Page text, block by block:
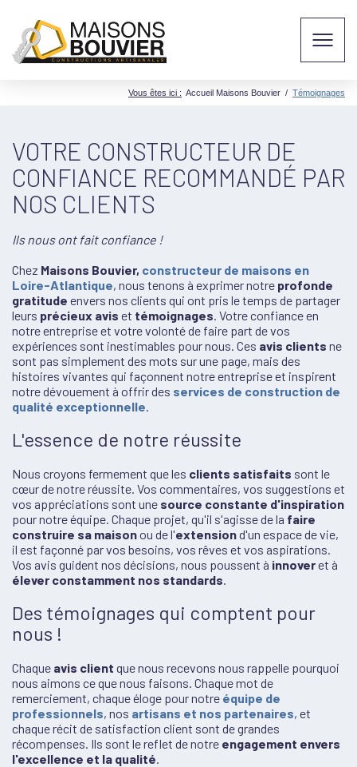
Vous êtes ici : Accueil Maisons Bouvier / Témoignages
VOTRE CONSTRUCTEUR DE
CONFIANCE RECOMMANDÉ PAR
NOS CLIENTS
Ils nous ont fait confiance !
Chez Maisons Bouvier, constructeur de maisons en
Loire-Atlantique, nous tenons à exprimer notre profonde
gratitude envers nos clients qui ont pris le temps de partager
leurs précieux avis et témoignages. Votre confiance en
notre entreprise et votre volonté de faire part de vos
expériences sont inestimables pour nous. Ces avis clients ne
sont pas simplement des mots sur une page, mais des
histoires vivantes qui façonnent notre entreprise et inspirent
notre dévouement à offrir des services de construction de
qualité exceptionnelle.
L'essence de notre réussite
Nous croyons fermement que les clients satisfaits sont le
cœur de notre réussite. Vos commentaires, vos suggestions et
vos appréciations sont une source constante d'inspiration
pour notre équipe. Chaque projet, qu'il s'agisse de la faire
construire sa maisonou de l'extensiond'un espace de vie,
il est façonné par vos besoins, vos rêves et vos aspirations.
Vos avis guident nos décisions, nous poussent à innoveret à
élever constamment nos standards.
Des témoignages qui comptent pour
nous !
Chaque avis client que nous recevons nous rappelle pourquoi
nous aimons ce que nous faisons. Chaque mot de
remerciement, chaque éloge pour notre équipe de
professionnels, nos artisans et nos partenaires, et
chaque récit de satisfaction client sont de grandes
récompenses. Ils sont le reflet de notre engagement envers
l'excellence et la qualité.